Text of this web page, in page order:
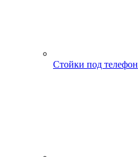
Стойки под телефон